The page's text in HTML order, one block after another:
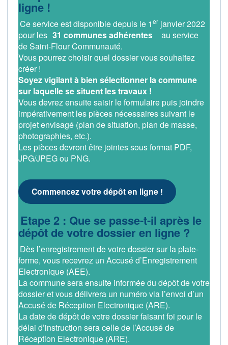
ligne !
Ce service est disponible depuis le 1er janvier 2022
pour les 31 communes adhérentes
au service
de Saint-Flour Communauté.
Vous pourrez choisir quel dossier vous souhaitez
créer !
Soyez vigilant à bien sélectionner la commune
sur laquelle se situent les travaux !
Vous devrez ensuite saisir le formulaire puis joindre
impérativement les pièces nécessaires suivant le
projet envisagé (plan de situation, plan de masse,
photographies, etc.).
Les pièces devront être jointes sous format PDF,
JPG/JPEG ou PNG.
Commencez votre dépôt en ligne !
Etape 2 : Que se passe-t-il après le
dépôt de votre dossier en ligne ?
Dès l’enregistrement de votre dossier sur la plate-
forme, vous recevrez un Accusé d’Enregistrement
Electronique (AEE).
La commune sera ensuite informée du dépôt de votre
dossier et vous délivrera un numéro via l’envoi d’un
Accusé de Réception Electronique (ARE).
La date de dépôt de votre dossier faisant foi pour le
délai d’instruction sera celle de l’Accusé de
Réception Electronique (ARE).